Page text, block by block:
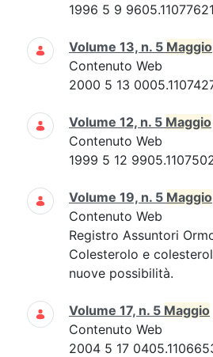
1996 5 9
Volume 13, n. 5 Maggio
Contenuto Web
2000 5 13
Volume 12, n. 5 Maggio
Contenuto Web
1999 5 12
Volume 19, n. 5 Maggio
Contenuto Web
Registro Assuntori
Colesterolo e
nuove possibilità.
Volume 17, n. 5 Maggio
Contenuto Web
2004 5 17